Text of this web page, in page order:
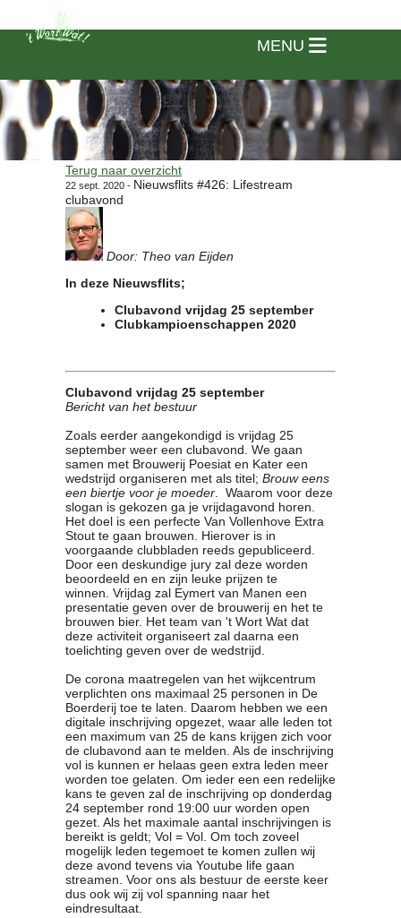
Terug naar overzicht
22 sept. 2020 - Nieuwsflits #426: Lifestream
clubavond
Door: Theo van Eijden
In deze Nieuwsflits;
Clubavond vrijdag 25 september
Clubkampioenschappen 2020
Clubavond vrijdag 25 september
Bericht van het bestuur
Zoals eerder aangekondigd is vrijdag 25
september weer een clubavond. We gaan
samen met Brouwerij Poesiat en Kater een
wedstrijd organiseren met als titel; Brouw eens
een biertje voor je moeder . Waarom voor deze
slogan is gekozen ga je vrijdagavond horen.
Het doel is een perfecte Van Vollenhove Extra
Stout te gaan brouwen. Hierover is in
voorgaande clubbladen reeds gepubliceerd.
Door een deskundige jury zal deze worden
beoordeeld en en zijn leuke prijzen te
winnen. Vrijdag zal Eymert van Manen een
presentatie geven over de brouwerij en het te
brouwen bier. Het team van 't Wort Wat dat
deze activiteit organiseert zal daarna een
toelichting geven over de wedstrijd.
De corona maatregelen van het wijkcentrum
verplichten ons maximaal 25 personen in De
Boerderij toe te laten. Daarom hebben we een
digitale inschrijving opgezet, waar alle leden tot
een maximum van 25 de kans krijgen zich voor
de clubavond aan te melden. Als de inschrijving
vol is kunnen er helaas geen extra leden meer
worden toe gelaten. Om ieder een een redelijke
kans te geven zal de inschrijving op donderdag
24 september rond 19:00 uur worden open
gezet. Als het maximale aantal inschrijvingen is
bereikt is geldt; Vol = Vol. Om toch zoveel
mogelijk leden tegemoet te komen zullen wij
deze avond tevens via Youtube life gaan
streamen. Voor ons als bestuur de eerste keer
dus ook wij zij vol spanning naar het
eindresultaat.
MENU
Vereniging
Informatie
Bestuur
- Historie
Reglementen
Privacyverklaring
Commissies
Polderbok
Wedstrijduitslagen
Prijzen
Bijzondere Leden
- Keurmeesters
- Biersommeliers
Recepten
Recepten
Zoeken
Contact
Bericht
Locatie
Lid worden
Brouwcursus